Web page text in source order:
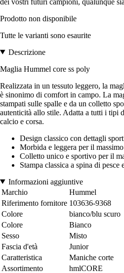
Prodotto non disponibile
Tutte le varianti sono esaurite
Descrizione
Maglia Hummel core ss poly
Realizzata in un tessuto leggero, la
è sinonimo di comfort in campo. La
stampati sulle spalle e da un colletto
autenticità allo stile. Adatta a tutti i tipi
calcio e corsa.
Design classico con dettagli
Morbida e leggera per il
Colletto unico e sportivo per il
Stampa classica a spina di pesce
Informazioni aggiuntive
Marchio
Hummel
Riferimento fornitore 103636-9368
Colore
bianco/blu scuro
Colore
Bianco
Sesso
Misto
Fascia d'età
Junior
Caratteristica
Maniche corte
Assortimento
hmlCORE